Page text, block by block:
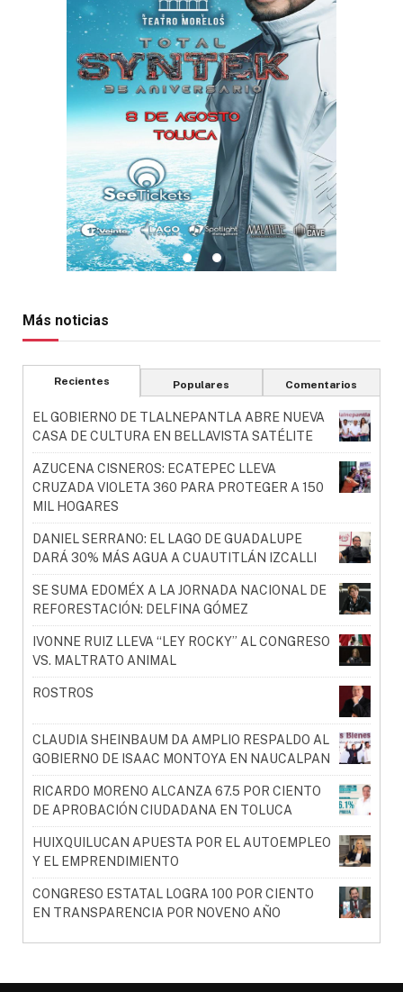
Más noticias
Recientes Populares Comentarios
EL GOBIERNO DE TLALNEPANTLA ABRE NUEVA
CASA DE CULTURA EN BELLAVISTA SATÉLITE
AZUCENA CISNEROS: ECATEPEC LLEVA
CRUZADA VIOLETA 360 PARA PROTEGER A 150
MIL HOGARES
DANIEL SERRANO: EL LAGO DE GUADALUPE
DARÁ 30% MÁS AGUA A CUAUTITLÁN IZCALLI
SE SUMA EDOMÉX A LA JORNADA NACIONAL DE
REFORESTACIÓN: DELFINA GÓMEZ
IVONNE RUIZ LLEVA “LEY ROCKY” AL CONGRESO
VS. MALTRATO ANIMAL
ROSTROS
CLAUDIA SHEINBAUM DA AMPLIO RESPALDO AL
GOBIERNO DE ISAAC MONTOYA EN NAUCALPAN
RICARDO MORENO ALCANZA 67.5 POR CIENTO
DE APROBACIÓN CIUDADANA EN TOLUCA
HUIXQUILUCAN APUESTA POR EL AUTOEMPLEO
Y EL EMPRENDIMIENTO
CONGRESO ESTATAL LOGRA 100 POR CIENTO
EN TRANSPARENCIA POR NOVENO AÑO